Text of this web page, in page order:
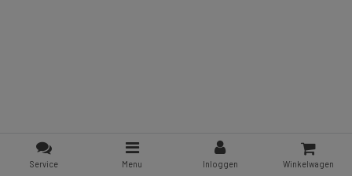
Service Menu Inloggen Winkelwagen